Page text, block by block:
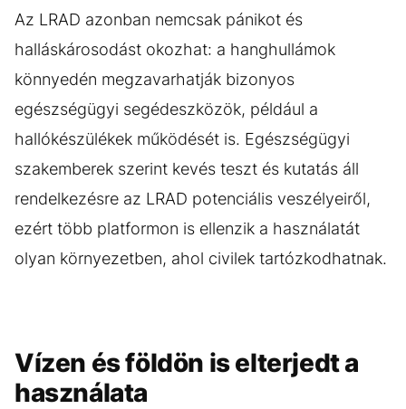
Az LRAD azonban nemcsak pánikot és
halláskárosodást okozhat: a hanghullámok
könnyedén megzavarhatják bizonyos
egészségügyi segédeszközök, például a
hallókészülékek működését is. Egészségügyi
szakemberek szerint kevés teszt és kutatás áll
rendelkezésre az LRAD potenciális veszélyeiről,
ezért több platformon is ellenzik a használatát
olyan környezetben, ahol civilek tartózkodhatnak.
Vízen és földön is elterjedt a
használata